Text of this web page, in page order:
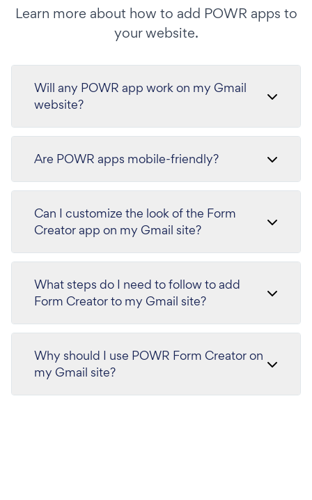
Learn more about how to add POWR apps to
your website.
Will any POWR app work on my Gmail
website?
Are POWR apps mobile-friendly?
Can I customize the look of the Form
Creator app on my Gmail site?
What steps do I need to follow to add
Form Creator to my Gmail site?
Why should I use POWR Form Creator on
my Gmail site?